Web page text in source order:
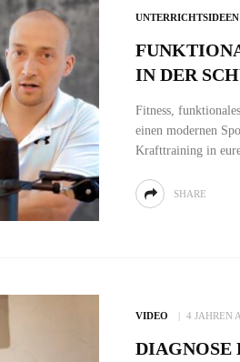
UNTERRICHTSIDEEN
IN DER
Fitness,
einen modernen
Krafttraining in
SHARE
VIDEO 4 JAHREN
DIAGNOSE